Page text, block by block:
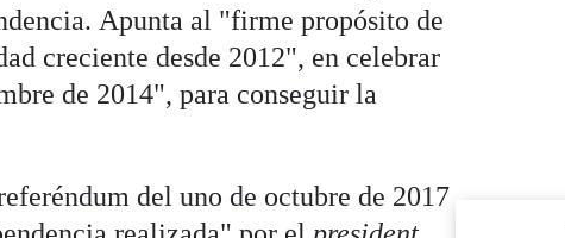
Apunta al "firme propósito de
creciente desde 2012", en celebrar
de 2014", para conseguir la
del uno de octubre de 2017